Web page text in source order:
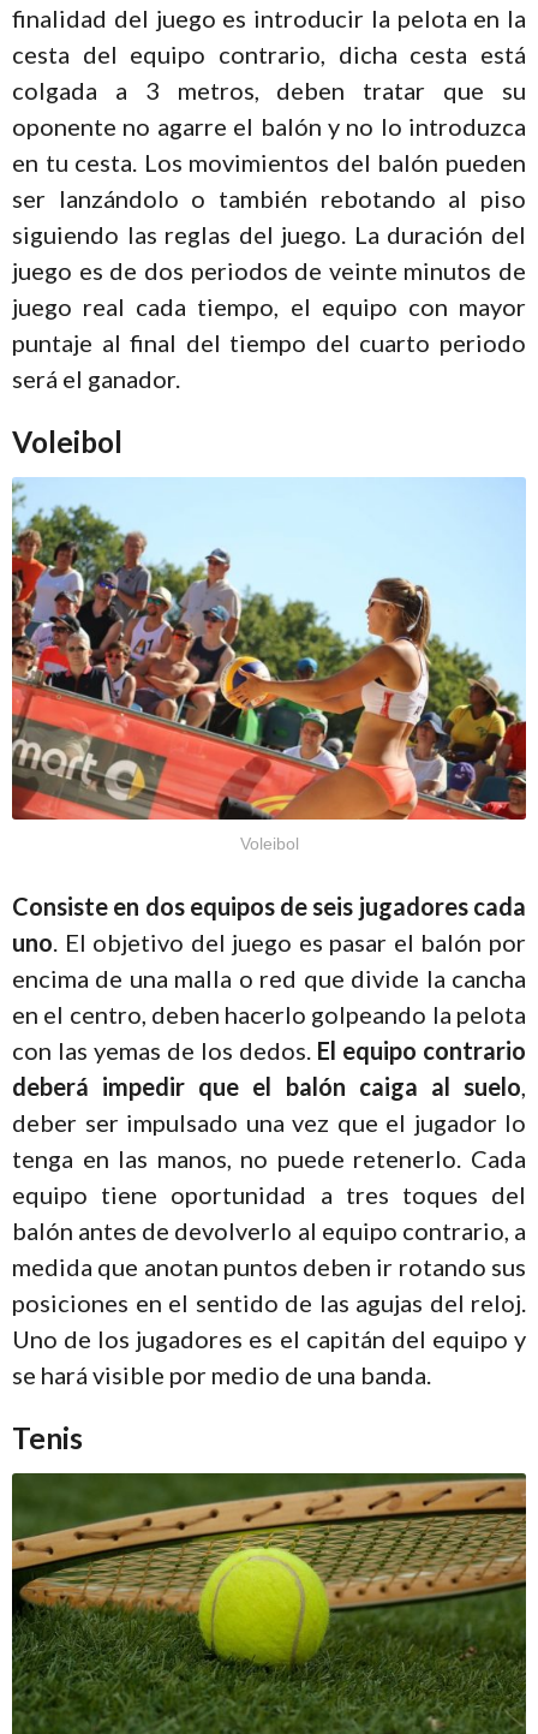
finalidad del juego es introducir la pelota en la
cesta del equipo contrario, dicha cesta está
colgada a 3 metros, deben tratar que su
oponente no agarre el balón y no lo introduzca
en tu cesta. Los movimientos del balón pueden
ser lanzándolo o también rebotando al piso
siguiendo las reglas del juego. La duración del
juego es de dos periodos de veinte minutos de
juego real cada tiempo, el equipo con mayor
puntaje al final del tiempo del cuarto periodo
será el ganador.
Voleibol
Voleibol
Consiste en dos equipos de seis jugadores cada
uno. El objetivo del juego es pasar el balón por
encima de una malla o red que divide la cancha
en el centro, deben hacerlo golpeando la pelota
con las yemas de los dedos. El equipo contrario
deberá impedir que el balón caiga al suelo,
deber ser impulsado una vez que el jugador lo
tenga en las manos, no puede retenerlo. Cada
equipo tiene oportunidad a tres toques del
balón antes de devolverlo al equipo contrario, a
medida que anotan puntos deben ir rotando sus
posiciones en el sentido de las agujas del reloj.
Uno de los jugadores es el capitán del equipo y
se hará visible por medio de una banda.
Tenis